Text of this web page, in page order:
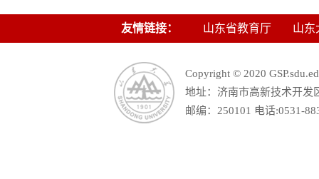
友情链接： 山东省教育厅 山东
Copyright © 2020
地址：济南市高新技术开发
邮编：250101 电话:0531-